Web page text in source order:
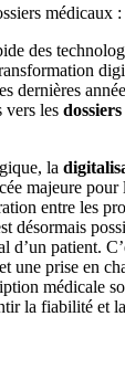
médicaux
des
dernières
vers les
, la
majeure
entre les
désormais
d’un patient.
une prise en
médicale
la fiabilité et